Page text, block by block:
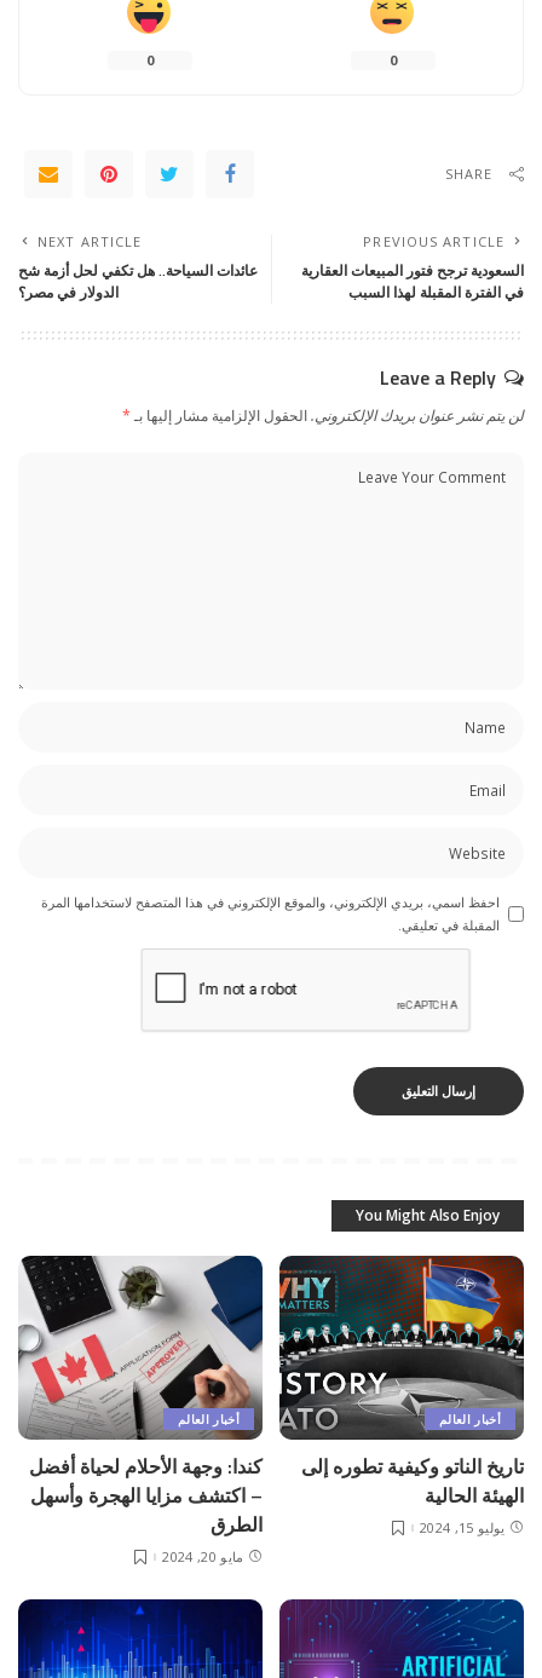
0
0
SHARE
PREVIOUS ARTICLE
السعودية ترجح فتور المبيعات العقارية
في الفترة المقبلة لهذا السبب
NEXT ARTICLE
عائدات السياحة.. هل تكفي لحل أزمة شح
الدولار في مصر؟
Leave a Reply
لن يتم نشر عنوان بريدك الإلكتروني.الحقول الإلزامية مشار إليها بـ*
احفظ اسمي، بريدي الإلكتروني، والموقع الإلكتروني في هذا المتصفح لاستخدامها المرة
المقبلة في تعليقي.
You Might Also Enjoy
أخبار العالم
تاريخ الناتو وكيفية تطوره إلى
الهيئة الحالية
يوليو 15, 2024
أخبار العالم
كندا: وجهة الأحلام لحياة أفضل
– اكتشف مزايا الهجرة وأسهل
الطرق
مايو 20, 2024